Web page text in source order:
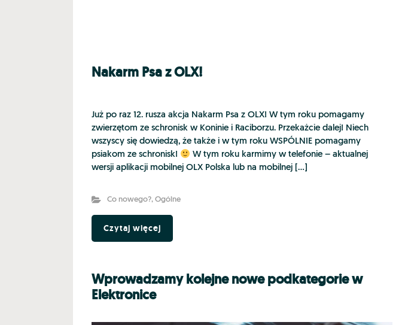
Nakarm Psa z OLX!
Już po raz 12. rusza akcja Nakarm Psa z OLX! W tym roku pomagamy
zwierzętom ze schronisk w Koninie i Raciborzu. Przekażcie dalej! Niech
wszyscy się dowiedzą, że także i w tym roku WSPÓLNIE pomagamy
psiakom ze schronisk!
W tym roku karmimy w telefonie – aktualnej
wersji aplikacji mobilnej OLX Polska lub na mobilnej […]
Co nowego?, Ogólne
Czytaj więcej
Wprowadzamy kolejne nowe podkategorie w
Elektronice